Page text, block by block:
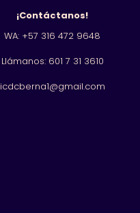
¡Contáctanos!
WA: +57 316 472 9648
Llámanos: 601 7 31 3610
icdcberna1@gmail.com